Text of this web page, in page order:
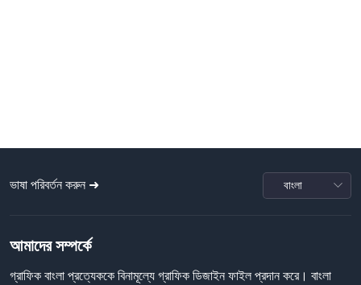
ভাষা পরিবর্তন করুন ➜
আমাদের সম্পর্কে
গ্রাফিক বাংলা প্রত্যেককে বিনামূল্যে গ্রাফিক ডিজাইন ফাইল প্রদান করে। বাংলা